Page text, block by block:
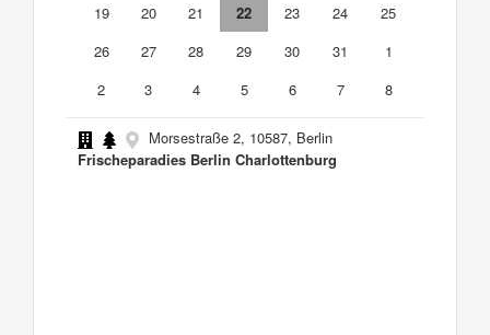
19
20 21 22 23 24
25
26
27 28 29 30 31
1
2
3 4 5 6 7 8
Morsestraße 2, 10587, Berlin
Frischeparadies Berlin Charlottenburg